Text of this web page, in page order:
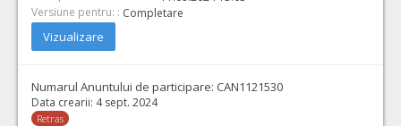
Versiune pentru: : Completare
Vizualizare
Numarul Anuntului de participare: CAN1121530
Data crearii: 4 sept. 2024
Retras